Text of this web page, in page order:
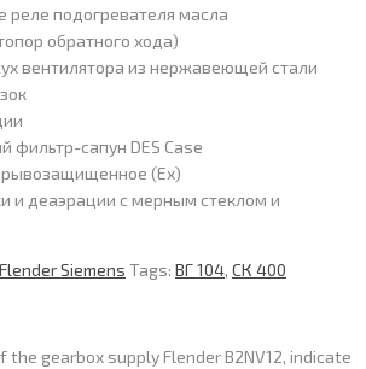
реле подогревателя масла
обратного хода)
вентилятора из нержавеющей стали
фильтр-сапун DES Case
(Ex)
и деаэрации с мерным стеклом и
Siemens Tags: ВГ 104, СК 400
the gearbox supply Flender B2NV12, indicate